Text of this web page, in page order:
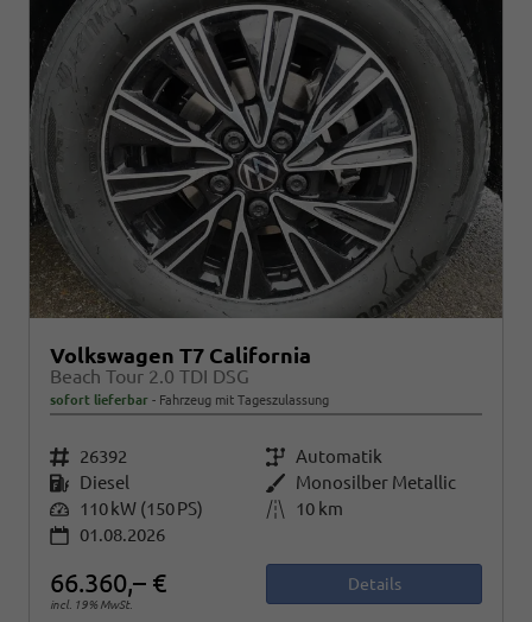
Volkswagen T7 California
Beach Tour 2.0 TDI DSG
sofort lieferbar Fahrzeug mit Tageszulassung
Fahrzeugnr. 26392 Getriebe Automatik
Kraftstoff Diesel Außenfarbe Monosilber Metallic
Leistung 110 kW (150 PS) Kilometerstand
10 km
01.08.2026
66.360,– €
incl. 19% MwSt.
Details